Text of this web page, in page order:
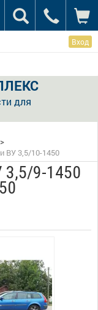
Вход
для
>
ВУ 3,5/10-1450
3,5/9-1450